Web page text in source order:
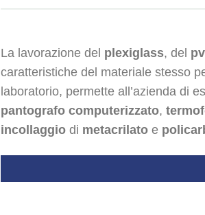
La lavorazione del plexiglass, del
caratteristiche del materiale stesso
laboratorio, permette all’azienda di
pantografo computerizzato,
incollaggio di metacrilato e